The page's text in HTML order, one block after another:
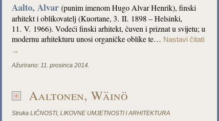
Aalto, Alvar (punim imenom Hugo Alvar Henrik), finski
arhitekt i oblikovatelj (Kuortane, 3. II. 1898 – Helsinki,
11. V. 1966). Vodeći finski arhitekt, čuven i priznat u svijetu; u
modernu arhitekturu unosi organičke oblike te… Nastavi čitati
→
Ažurirano: 11. prosinca 2014.
Aaltonen, Wäinö
Struka LIČNOSTI,LIKOVNE UMJETNOSTI I ARHITEKTURA